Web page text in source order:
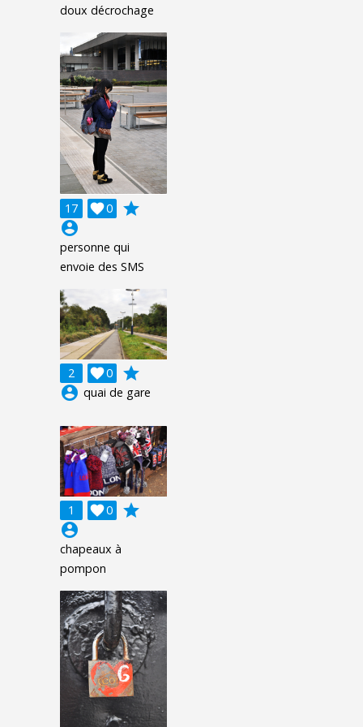
doux décrochage
17 0

grade
account_circle
personne qui
envoie des SMS
2 0

grade
account_circle quai de gare
1 0

grade
account_circle
chapeaux à
pompon